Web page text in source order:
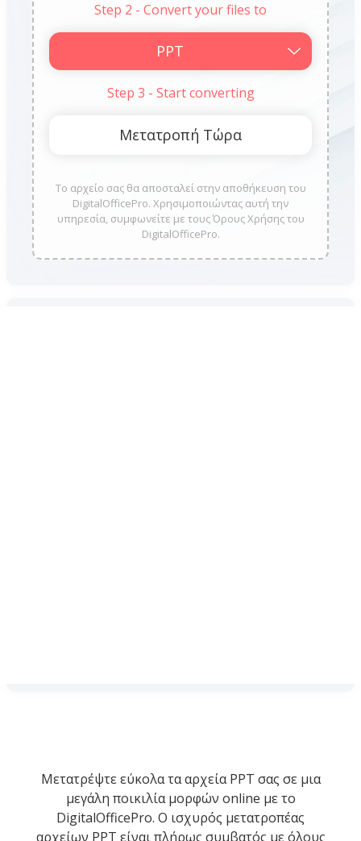
Step 2 - Convert your files to
Step 3 - Start converting
Το αρχείο σας θα αποσταλεί στην αποθήκευση του
DigitalOfficePro. Χρησιμοποιώντας αυτή την
υπηρεσία, συμφωνείτε με τους Όρους Χρήσης του
DigitalOfficePro.
Μετατρέψτε εύκολα τα αρχεία PPT σας σε μια
μεγάλη ποικιλία μορφών online με το
DigitalOfficePro. Ο ισχυρός μετατροπέας
αρχείων PPT είναι πλήρως συμβατός με όλους